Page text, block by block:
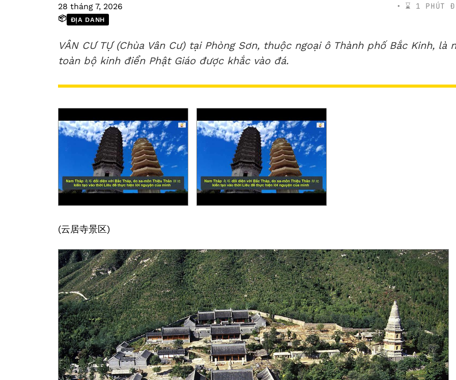
28 tháng 7, 2026 ⌛️ 1 PHÚT
📦 ĐỊA DANH
VÂN CƯ TỰ (Chùa Vân Cư) tại Phòng Sơn, thuộc ngoại ô Thành phố Bắc Kinh, là
toàn bộ kinh điển Phật Giáo được khắc vào đá.
(云居寺景区)